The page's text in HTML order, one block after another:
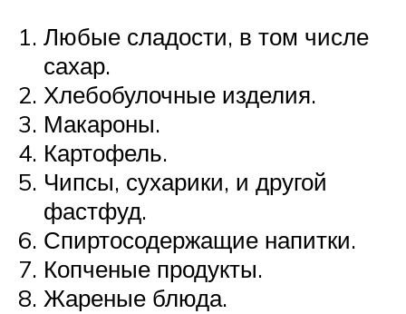
Любые сладости, в том числе
сахар.
Хлебобулочные изделия.
Макароны.
Картофель.
Чипсы, сухарики, и другой
фастфуд.
Спиртосодержащие напитки.
Копченые продукты.
Жареные блюда.